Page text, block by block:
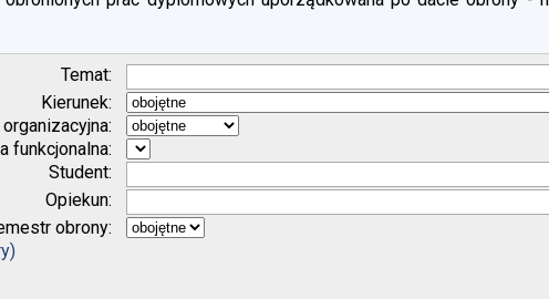
Temat:
Kierunek:
funkcjonalna:
Student:
Opiekun:
obrony: